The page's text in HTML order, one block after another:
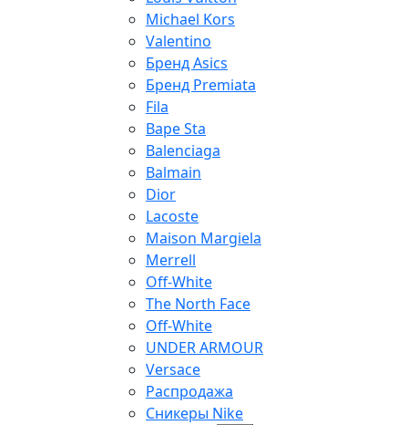
Michael Kors
Valentino
Бренд Asics
Бренд Premiata
Fila
Bape Sta
Balenciaga
Balmain
Dior
Lacoste
Maison Margiela
Merrell
Off-White
The North Face
Off-White
UNDER ARMOUR
Versace
Распродажа
Сникеры Nike